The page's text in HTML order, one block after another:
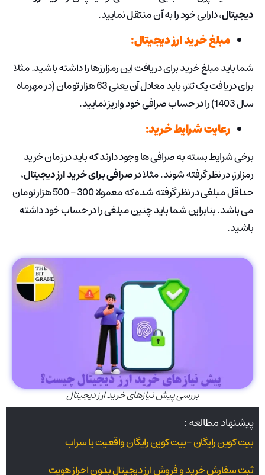
دیجیتال، دارایی خود را به آن منتقل نمایید.
مبلغ خرید ارز دیجیتال:
شما باید مبلغ خرید برای دریافت این رمزارزها را داشته باشید. مثلا
برای دریافت یک تتر، باید معادل آن یعنی 63 هزار تومان (در مهرماه
سال 1403) را در حساب صرافی خود واریز نمایید.
رعایت شرایط خرید:
برخی شرایط بسته به صرافی ها وجود دارند که باید در زمان خرید
رمزارز، در نظر گرفته شوند. مثلا درصرافی برای خرید ارز دیجیتال،
حداقل مبلغی در نظر گرفته شده که معمولا 300 – 500 هزار تومان
می باشد. بنابراین شما باید چنین مبلغی را در حساب خود داشته
باشید.
بررسی پیش نیازهای خرید ارز دیجیتال
پیشنهاد مطالعه :
بیت کوین رایگان -بیت کوین رایگان واقعیت یا سراب
ثبت سفارش خرید و فروش ارز دیجیتال بدون احراز هویت